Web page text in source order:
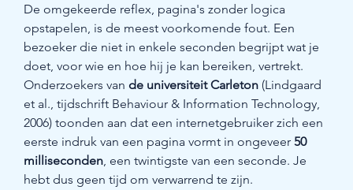
De omgekeerde reflex, pagina's zonder logica
opstapelen, is de meest voorkomende fout. Een
bezoeker die niet in enkele seconden begrijpt wat je
doet, voor wie en hoe hij je kan bereiken, vertrekt.
Onderzoekers van de universiteit Carleton (Lindgaard
et al., tijdschrift Behaviour & Information Technology,
2006) toonden aan dat een internetgebruiker zich een
eerste indruk van een pagina vormt in ongeveer 50
milliseconden, een twintigste van een seconde. Je
hebt dus geen tijd om verwarrend te zijn.